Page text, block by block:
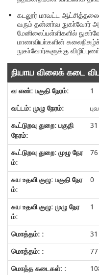
கடலூர் மாவட்ட
வரும் தன்னா்வ நுகா்வோர்
மேனிலைப்பள்ளிகளில்
மாணவியா்களின்
நுகா்வோர்களுக்கு
நியாய விலைக் கடை
1
31
76
0
1
31
77